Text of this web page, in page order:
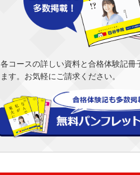
各コースの詳しい資料と合格体験記冊
ます。お気軽にご請求ください。